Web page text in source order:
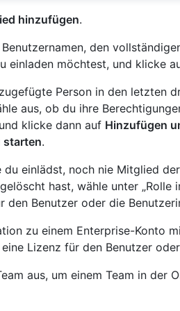
hinzufügen.
den
einladen möchtest, und klicke
Person in den letzten
aus, ob du ihre
klicke dann auf Hinzufügen
starten.
du einlädst, noch nie Mitglied
hast, wähle unter „Rolle
den Benutzer oder die
zu einem Enterprise-Konto
Lizenz für den Benutzer
aus, um einem Team in der